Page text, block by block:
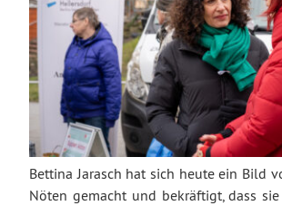
Bettina Jarasch hat sich heute ein Bild
Nöten gemacht und bekräftigt, dass